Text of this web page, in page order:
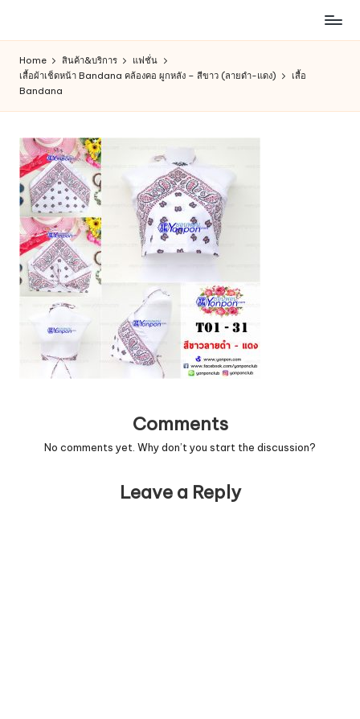
content
สินค้า
ออนไลน์
รัก
การ
ช็อป
Home สินค้า&บริการ
แฟชั่น
เสื้อผ้าเช็ดหน้า Bandana คล้องคอ ผูกหลัง – สีขาว (ลายดำ-แดง)
เสื้อ
Bandana
Comments
No comments yet. Why don’t you start the discussion?
Leave a Reply